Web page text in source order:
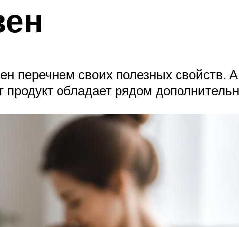
перечнем своих полезных свойств.
обладает рядом